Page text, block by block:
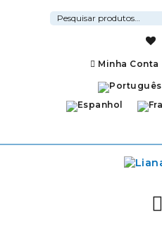
Pesquisar
por:
Minha Conta